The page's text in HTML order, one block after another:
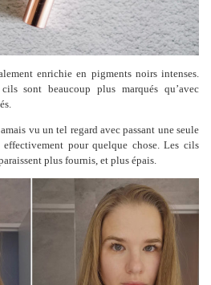
enrichie en pigments noirs intenses.
sont beaucoup plus marqués qu’avec
vu un tel regard avec passant une seule
pour quelque chose. Les cils
plus fournis, et plus épais.